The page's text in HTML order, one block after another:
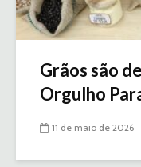
Grãos são
Orgulho
11 de maio de 2026